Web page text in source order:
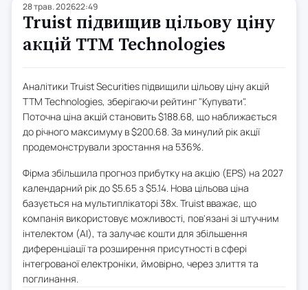
28 трав. 202622:49
Truist підвищив цільову ціну
акцій TTM Technologies
Аналітики Truist Securities підвищили цільову ціну акцій
TTM Technologies, зберігаючи рейтинг "Купувати".
Поточна ціна акцій становить $188.68, що наближається
до річного максимуму в $200.68. За минулий рік акції
продемонстрували зростання на 536%.
Фірма збільшила прогноз прибутку на акцію (EPS) на 2027
календарний рік до $5.65 з $5.14. Нова цільова ціна
базується на мультиплікаторі 38x. Truist вважає, що
компанія використовує можливості, пов'язані зі штучним
інтелектом (AI), та залучає кошти для збільшення
диференціації та розширення присутності в сфері
інтегрованої електроніки, ймовірно, через злиття та
поглинання.